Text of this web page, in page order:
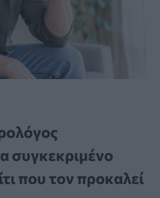
συγκεκριμένο
που τον προκαλεί